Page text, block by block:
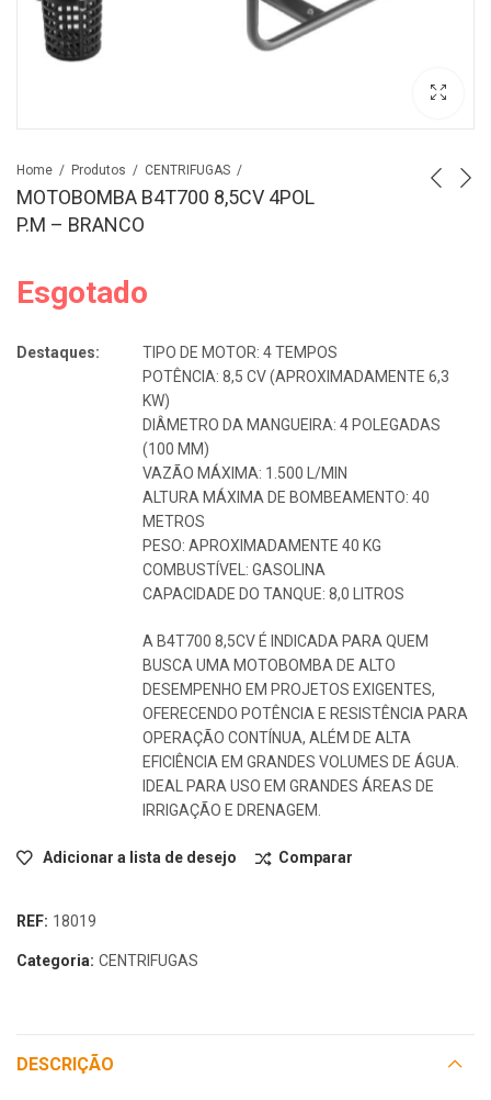
Home Produtos CENTRIFUGAS
MOTOBOMBA B4T700 8,5CV 4POL
P.M – BRANCO
Esgotado
Destaques:
TIPO DE MOTOR: 4 TEMPOS
POTÊNCIA: 8,5 CV (APROXIMADAMENTE 6,3
KW)
DIÂMETRO DA MANGUEIRA: 4 POLEGADAS
(100 MM)
VAZÃO MÁXIMA: 1.500 L/MIN
ALTURA MÁXIMA DE BOMBEAMENTO: 40
METROS
PESO: APROXIMADAMENTE 40 KG
COMBUSTÍVEL: GASOLINA
CAPACIDADE DO TANQUE: 8,0 LITROS
A B4T700 8,5CV É INDICADA PARA QUEM
BUSCA UMA MOTOBOMBA DE ALTO
DESEMPENHO EM PROJETOS EXIGENTES,
OFERECENDO POTÊNCIA E RESISTÊNCIA PARA
OPERAÇÃO CONTÍNUA, ALÉM DE ALTA
EFICIÊNCIA EM GRANDES VOLUMES DE ÁGUA.
IDEAL PARA USO EM GRANDES ÁREAS DE
IRRIGAÇÃO E DRENAGEM.
Adicionar a lista de desejo Comparar
REF: 18019
Categoria: CENTRIFUGAS
DESCRIÇÃO